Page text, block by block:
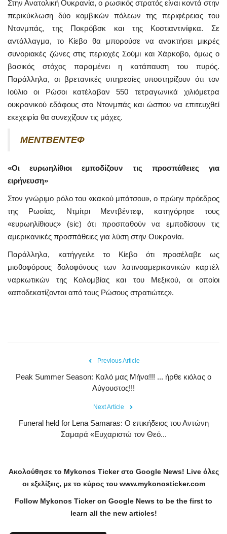
Στην Ανατολική Ουκρανία, ο ρωσικός στρατός είναι κοντά στην
περικύκλωση δύο κομβικών πόλεων της περιφέρειας του
Ντονμπάς, της Ποκρόβσκ και της Κοστιαντινίφκα. Σε
αντάλλαγμα, το Κίεβο θα μπορούσε να ανακτήσει μικρές
συνοριακές ζώνες στις περιοχές Σούμι και Χάρκοβο, όμως ο
βασικός στόχος παραμένει η κατάπαυση του πυρός.
Παράλληλα, οι βρετανικές υπηρεσίες υποστηρίζουν ότι τον
Ιούλιο οι Ρώσοι κατέλαβαν 550 τετραγωνικά χιλιόμετρα
ουκρανικού εδάφους στο Ντονμπάς και ώσπου να επιτευχθεί
εκεχειρία θα συνεχίζουν τις μάχες.
MENTBENTEΦ
«Oι ευρωηλίθιοι εμποδίζουν τις προσπάθειες για
ειρήνευση»
Στον γνώριμο ρόλο του «κακού μπάτσου», ο πρώην πρόεδρος
της Ρωσίας, Ντμίτρι Μεντβέντεφ, κατηγόρησε τους
«ευρωηλίθιους» (sic) ότι προσπαθούν να εμποδίσουν τις
αμερικανικές προσπάθειες για λύση στην Ουκρανία.
Παράλληλα, κατήγγειλε το Κίεβο ότι προσέλαβε ως
μισθοφόρους δολοφόνους των λατινοαμερικανικών καρτέλ
ναρκωτικών της Κολομβίας και του Μεξικού, οι οποίοι
«αποδεκατίζονται από τους Ρώσους στρατιώτες».
Previous Article
Peak Summer Season: Kαλό μας Μήνα!!! ... ήρθε κιόλας ο
Αύγουστος!!!
Next Article
Funeral held for Lena Samaras: Ο επικήδειος του Αντώνη
Σαμαρά «Ευχαριστώ τον Θεό...
Ακολούθησε το Mykonos Tickerστο Google News! Liveόλες
οι εξελίξεις, με το κύρος του www.mykonosticker.com
Follow Mykonos Ticker on Google News to be the first to
learn all the new articles!